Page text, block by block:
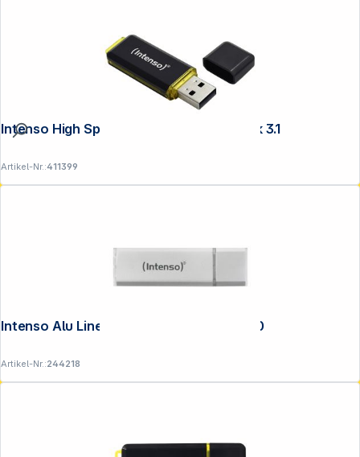
Intenso High Speed Line 128GB USB Stick 3.1
Artikel-Nr.:411399
Intenso Alu Line silber 16GB USB Stick 2.0
Artikel-Nr.:244218